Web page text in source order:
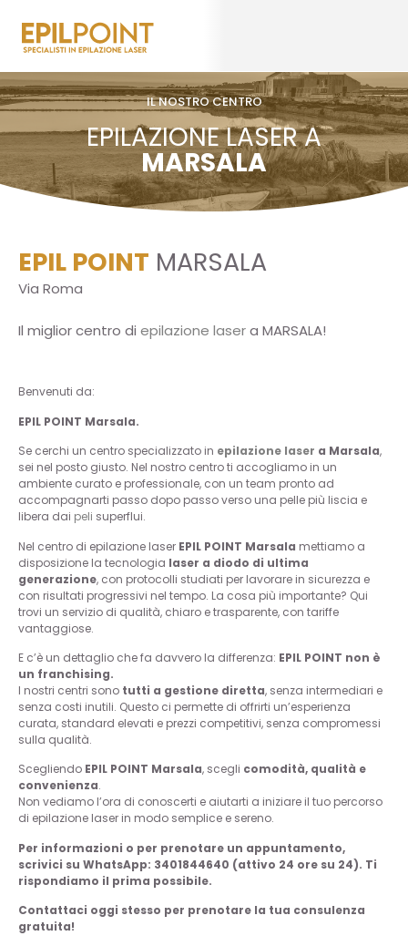
IL NOSTRO CENTRO
EPILAZIONE LASER A
MARSALA
EPIL POINT MARSALA
Via Roma
Il miglior centro di epilazione lasera MARSALA!
Benvenuti da:
EPIL POINT Marsala.
Se cerchi un centro specializzato in epilazione laser a Marsala,
sei nel posto giusto. Nel nostro centro ti accogliamo in un
ambiente curato e professionale, con un team pronto ad
accompagnarti passo dopo passo verso una pelle più liscia e
libera dai peli superflui.
Nel centro di epilazione laser EPIL POINT Marsala mettiamo a
disposizione la tecnologia laser a diodo di ultima
generazione, con protocolli studiati per lavorare in sicurezza e
con risultati progressivi nel tempo. La cosa più importante? Qui
trovi un servizio di qualità, chiaro e trasparente, con tariffe
vantaggiose.
E c’è un dettaglio che fa davvero la differenza: EPIL POINT non è
un franchising.
I nostri centri sono tutti a gestione diretta, senza intermediari e
senza costi inutili. Questo ci permette di offrirti un’esperienza
curata, standard elevati e prezzi competitivi, senza compromessi
sulla qualità.
Scegliendo EPIL POINT Marsala, scegli comodità, qualità e
convenienza.
Non vediamo l’ora di conoscerti e aiutarti a iniziare il tuo percorso
di epilazione laser in modo semplice e sereno.
Per informazioni o per prenotare un appuntamento,
scrivici su WhatsApp: 3401844640 (attivo 24 ore su 24). Ti
rispondiamo il prima possibile.
Contattaci oggi stesso per prenotare la tua consulenza
gratuita!